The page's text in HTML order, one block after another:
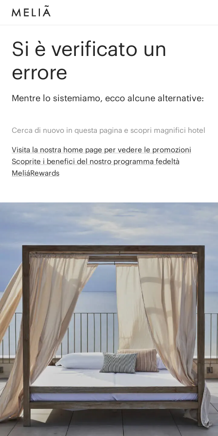
Si è verificato un
errore
Mentre lo sistemiamo, ecco alcune alternative:
Cerca di nuovo in questa pagina e scopri magnifici hotel
Visita la nostra home page per vedere le promozioni
Scoprite i benefici del nostro programma fedeltà
MeliáRewards